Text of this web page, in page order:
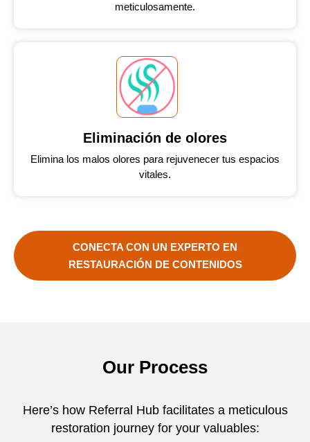
meticulosamente.
Eliminación de olores
Elimina los malos olores para rejuvenecer tus espacios
vitales.
CONECTA CON UN EXPERTO EN
RESTAURACIÓN DE CONTENIDOS
Our Process
Here’s how Referral Hub facilitates a meticulous
restoration journey for your valuables: